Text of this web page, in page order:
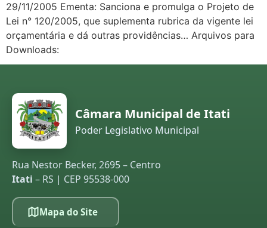
29/11/2005 Ementa: Sanciona e promulga o Projeto de
Lei n° 120/2005, que suplementa rubrica da vigente lei
orçamentária e dá outras providências… Arquivos para
Downloads:
Câmara Municipal de Itati
Poder Legislativo Municipal
Rua Nestor Becker, 2695 – Centro
Itati – RS | CEP 95538-000
Mapa do Site